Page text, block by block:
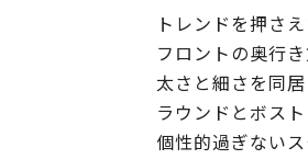
トレンドを押さ
フロントの奥行
太さと細さを同
ラウンドとボス
個性的過ぎない